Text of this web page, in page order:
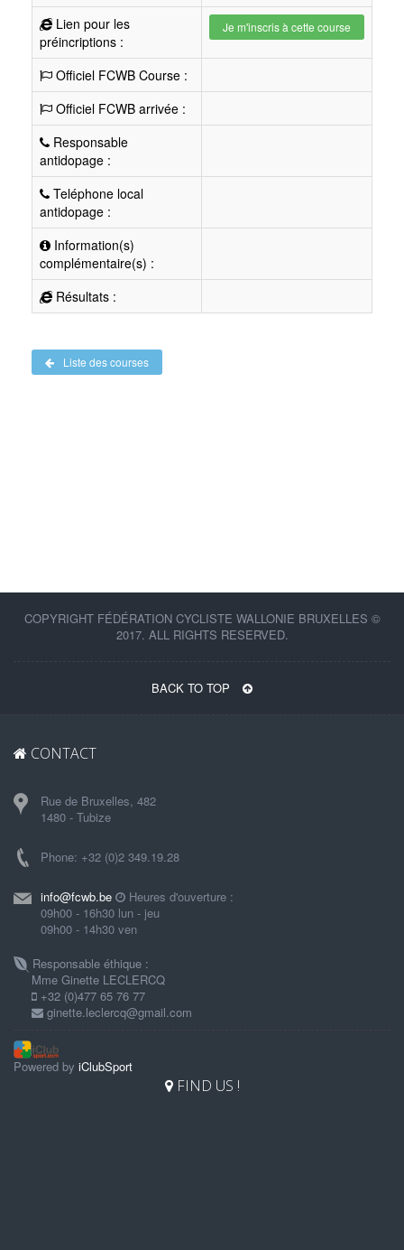
Lien pour les
préincriptions :
Je m'inscris à cette course
Officiel FCWB Course :
Officiel FCWB arrivée :
Responsable
antidopage :
Teléphone local
antidopage :
Information(s)
complémentaire(s) :
Résultats :
Liste des courses
COPYRIGHT FÉDÉRATION CYCLISTE WALLONIE BRUXELLES ©
2017. ALL RIGHTS RESERVED.
BACK TO TOP
CONTACT
Rue de Bruxelles, 482
1480 - Tubize
Phone: +32 (0)2 349.19.28
info@fcwb.be
Heures d'ouverture :
09h00 - 16h30 lun - jeu
09h00 - 14h30 ven
Responsable éthique :
Mme Ginette LECLERCQ
+32 (0)477 65 76 77
ginette.leclercq@gmail.com
Powered by iClubSport
FIND US !